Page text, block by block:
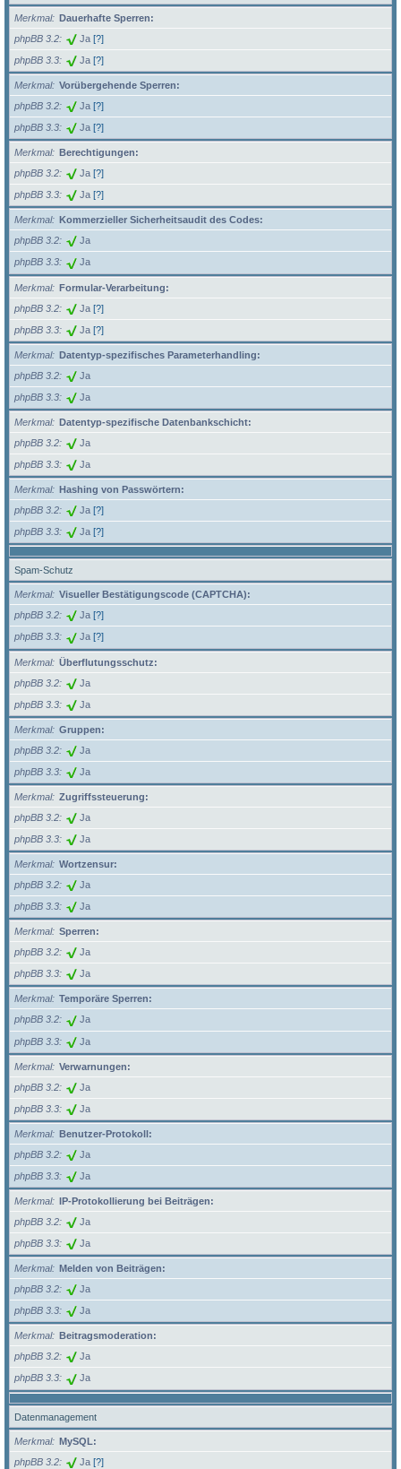
Merkmal
Dauerhafte Sperren:
phpBB 3.2
Ja [?]
phpBB 3.3 Ja [?]
Merkmal
Vorübergehende Sperren:
phpBB 3.2
Ja [?]
phpBB 3.3 Ja [?]
Merkmal
Berechtigungen:
phpBB 3.2
Ja [?]
phpBB 3.3 Ja [?]
Merkmal
Kommerzieller Sicherheitsaudit des Codes:
phpBB 3.2
Ja
phpBB 3.3 Ja
Merkmal
Formular-Verarbeitung:
phpBB 3.2
Ja [?]
phpBB 3.3 Ja [?]
Merkmal
Datentyp-spezifisches Parameterhandling:
phpBB 3.2
Ja
phpBB 3.3 Ja
Merkmal
Datentyp-spezifische Datenbankschicht:
phpBB 3.2
Ja
phpBB 3.3 Ja
Merkmal
Hashing von Passwörtern:
phpBB 3.2
Ja [?]
phpBB 3.3 Ja [?]
Spam-Schutz
Merkmal
Visueller Bestätigungscode (CAPTCHA):
phpBB 3.2
Ja [?]
phpBB 3.3 Ja [?]
Merkmal
Überflutungsschutz:
phpBB 3.2
Ja
phpBB 3.3 Ja
Merkmal
Gruppen:
phpBB 3.2
Ja
phpBB 3.3 Ja
Merkmal
Zugriffssteuerung:
phpBB 3.2
Ja
phpBB 3.3 Ja
Merkmal
Wortzensur:
phpBB 3.2
Ja
phpBB 3.3 Ja
Merkmal
Sperren:
phpBB 3.2
Ja
phpBB 3.3 Ja
Merkmal
Temporäre Sperren:
phpBB 3.2
Ja
phpBB 3.3 Ja
Merkmal
Verwarnungen:
phpBB 3.2
Ja
phpBB 3.3 Ja
Merkmal
Benutzer-Protokoll:
phpBB 3.2
Ja
phpBB 3.3 Ja
Merkmal
IP-Protokollierung bei Beiträgen:
phpBB 3.2
Ja
phpBB 3.3 Ja
Merkmal
Melden von Beiträgen:
phpBB 3.2
Ja
phpBB 3.3 Ja
Merkmal
Beitragsmoderation:
phpBB 3.2
Ja
phpBB 3.3 Ja
Datenmanagement
Merkmal
MySQL:
phpBB 3.2
Ja [?]